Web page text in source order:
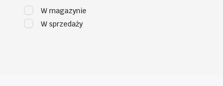
W magazynie
W sprzedaży